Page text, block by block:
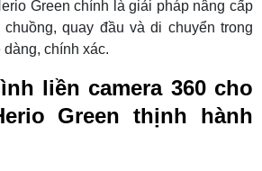
Green chính là giải pháp nâng cấp
quay đầu và di chuyển trong
dàng, chính xác.
liền camera 360 cho
Green thịnh hành